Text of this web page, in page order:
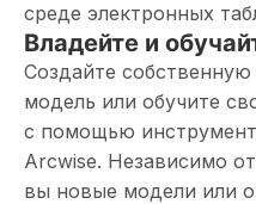
среде электронных
Владейте и
Создайте
модель или обучите
с помощью
Arcwise. Независимо
вы новые модели или